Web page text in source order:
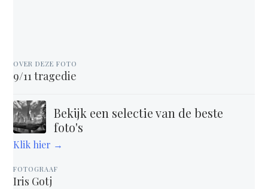
OVER DEZE FOTO
9/11 tragedie
Bekijk een selectie van de beste
foto's
Klik hier →
FOTOGRAAF
Iris Gotj